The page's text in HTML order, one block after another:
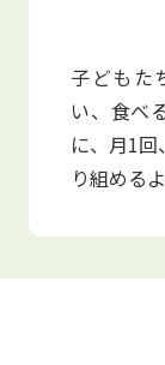
子どもた
い、食べ
に、月1
り組める